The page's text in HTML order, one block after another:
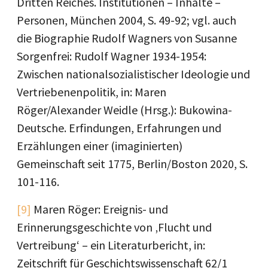
Personen, München 2004, S. 49-92; vgl. auch
die Biographie Rudolf Wagners von Susanne
Sorgenfrei: Rudolf Wagner 1934-1954:
Zwischen nationalsozialistischer Ideologie und
Vertriebenenpolitik, in: Maren
Röger/Alexander Weidle (Hrsg.): Bukowina-
Deutsche. Erfindungen, Erfahrungen und
Erzählungen einer (imaginierten)
Gemeinschaft seit 1775, Berlin/Boston 2020, S.
101-116.
[9] Maren Röger: Ereignis- und
Erinnerungsgeschichte von ‚Flucht und
Vertreibung‘ – ein Literaturbericht, in:
Zeitschrift für Geschichtswissenschaft 62/1